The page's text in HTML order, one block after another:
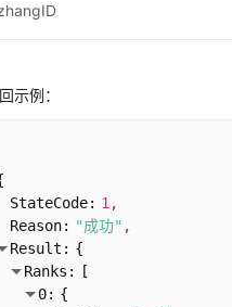
示例：
StateCode: 1
Reason: "成功"
Result: {
Ranks:
[
0: {